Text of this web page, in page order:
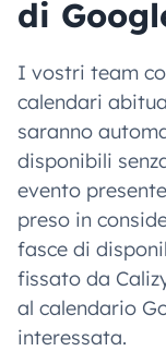
di
I vostri team
calendari
saranno
disponibili
evento
preso in
fasce di
fissato da
al calendario
interessata.